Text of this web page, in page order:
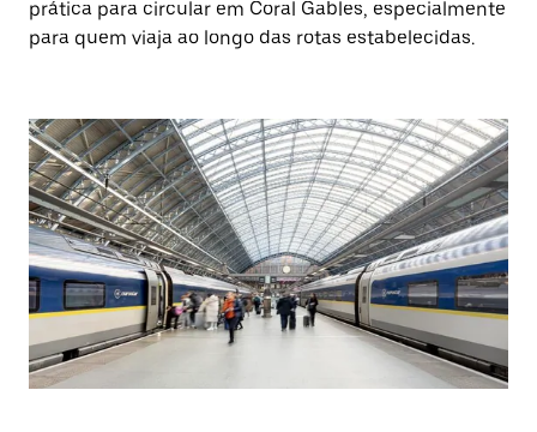
prática para circular em Coral Gables, especialmente
para quem viaja ao longo das rotas estabelecidas.